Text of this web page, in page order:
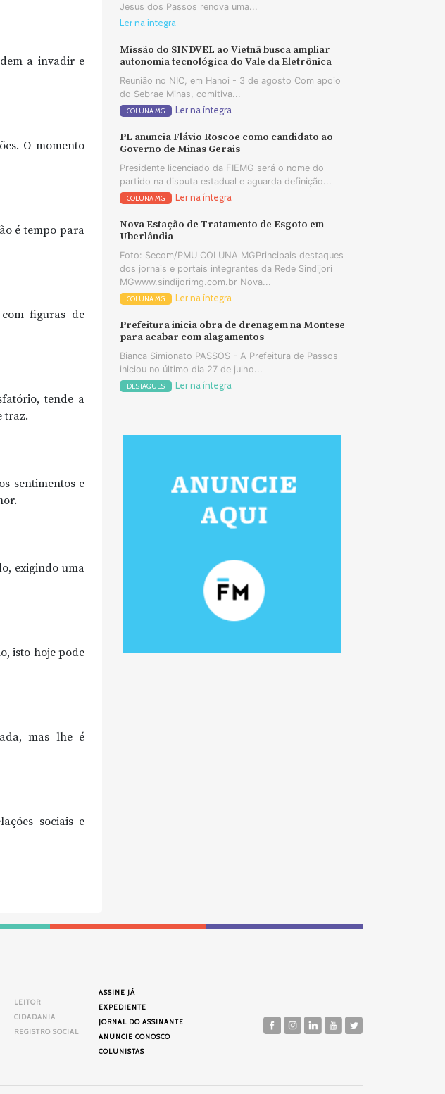
a invadir e
O momento
é tempo para
figuras de
tende a
traz.
sentimentos e
exigindo uma
isto hoje pode
mas lhe é
sociais e
Jesus dos Passos renova uma...
Ler na íntegra
Missão do SINDVEL ao Vietnã busca ampliar
autonomia tecnológica do Vale da Eletrônica
Reunião no NIC, em Hanoi - 3 de agosto Com apoio
do Sebrae Minas, comitiva...
COLUNA MG Ler na íntegra
PL anuncia Flávio Roscoe como candidato ao
Governo de Minas Gerais
Presidente licenciado da FIEMG será o nome do
partido na disputa estadual e aguarda definição...
COLUNA MG Ler na íntegra
Nova Estação de Tratamento de Esgoto em
Uberlândia
Foto: Secom/PMU COLUNA MGPrincipais destaques
dos jornais e portais integrantes da Rede Sindijori
MGwww.sindijorimg.com.br Nova...
COLUNA MG Ler na íntegra
Prefeitura inicia obra de drenagem na Montese
para acabar com alagamentos
Bianca Simionato PASSOS - A Prefeitura de Passos
iniciou no último dia 27 de julho...
DESTAQUES Ler na íntegra
LEITOR
CIDADANIA
REGISTRO SOCIAL
ASSINE JÁ
EXPEDIENTE
JORNAL DO ASSINANTE
ANUNCIE CONOSCO
COLUNISTAS